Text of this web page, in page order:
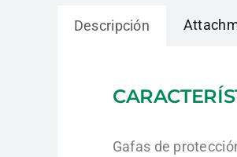
Descripción
Gafas de